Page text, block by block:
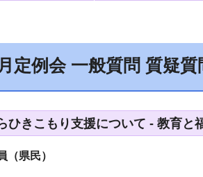
定例会 一般質問 質疑質
ひきこもり支援について - 教育と
県民）